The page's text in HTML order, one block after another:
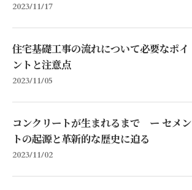
2023/11/17
住宅基礎工事の流れについて必要なポイ
ントと注意点
2023/11/05
コンクリートが生まれるまで ー セメン
トの起源と革新的な歴史に迫る
2023/11/02